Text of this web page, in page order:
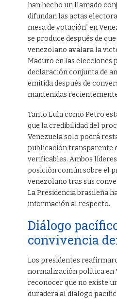
han hecho un llamado
difundan las actas
mesa de votación” en
se produce después de
venezolano avalara la
Maduro en las elecciones
declaración conjunta de
emitida después de
mantenidas
Tanto Lula como Petro
que la credibilidad del
Venezuela solo podrá
publicación transparente
verificables. Ambos
posición común sobre el
venezolano tras sus
La Presidencia brasileña
información al respecto.
Diálogo
convivencia
Los presidentes
normalización política en
reconocer que no existe
duradera al diálogo